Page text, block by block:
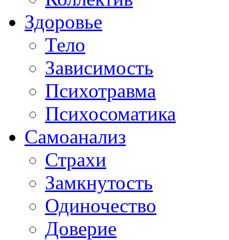
Здоровье
Тело
Зависимость
Психотравма
Психосоматика
Самоанализ
Страхи
Замкнутость
Одиночество
Доверие